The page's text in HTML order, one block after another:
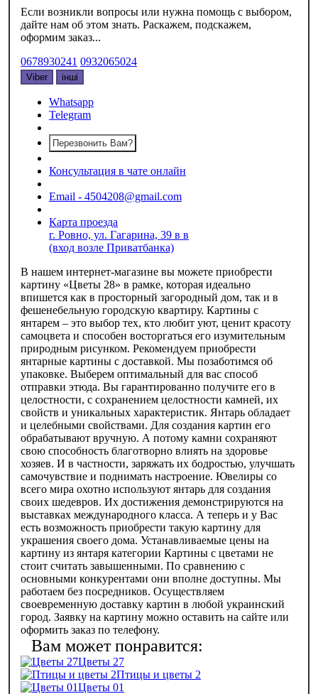
Если возникли вопросы или нужна помощь с выбором,
дайте нам об этом знать. Раскажем, подскажем,
оформим заказ...
0678930241 0932065024
Viber інші
Whatsapp
Telegram
Перезвонить Вам?
Консультация в чате онлайн
Email - 4504208@gmail.com
Карта проезда
г. Ровно, ул. Гагарина, 39 в в
(вход возле Приватбанка)
В нашем интернет-магазине вы можете приобрести
картину «‎Цветы 28» в рамке, которая идеально
впишется как в просторный загородный дом, так и в
фешенебельную городскую квартиру. Картины с
янтарем – это выбор тех, кто любит уют, ценит красоту
самоцвета и способен восторгаться его изумительным
природным рисунком. Рекомендуем приобрести
янтарные картины с доставкой. Мы позаботимся об
упаковке. Выберем оптимальный для вас способ
отправки этюда. Вы гарантированно получите его в
целостности, с сохранением целостности камней, их
свойств и уникальных характеристик. Янтарь обладает
и целебными свойствами. Для создания картин его
обрабатывают вручную. А потому камни сохраняют
свою способность благотворно влиять на здоровье
хозяев. И в частности, заряжать их бодростью, улучшать
самочувствие и поднимать настроение. Ювелиры со
всего мира охотно используют янтарь для создания
своих шедевров. Их достижения демонстрируются на
выставках международного класса. А теперь и у Вас
есть возможность приобрести такую картину для
украшения своего дома. Устанавливаемые цены на
картину из янтаря категории Картины с цветами не
стоит считать завышенными. По сравнению с
основными конкурентами они вполне доступны. Мы
работаем без посредников. Осуществляем
своевременную доставку картин в любой украинский
город. Заявку на картину можно оставить на сайте или
оформить заказ по телефону.
Цветы 27
Птицы и цветы 2
Цветы 01